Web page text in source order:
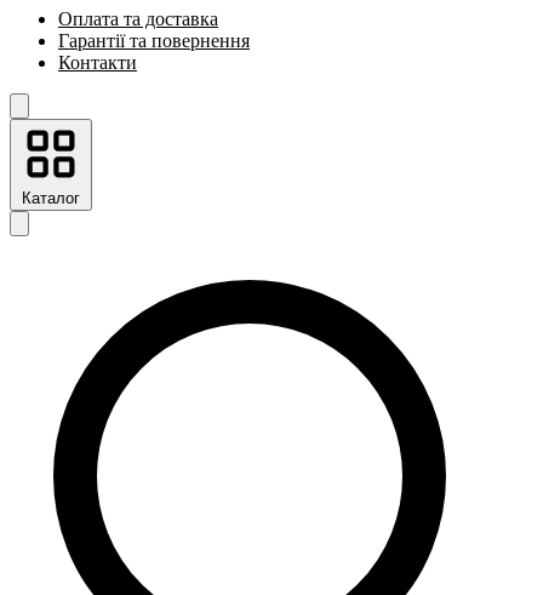
Оплата та доставка
Гарантії та повернення
Контакти
Каталог